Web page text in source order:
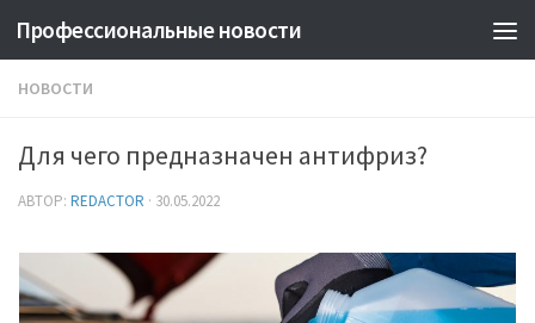
Профессиональные новости
НОВОСТИ
Для чего предназначен антифриз?
АВТОР: REDACTOR · 30.05.2022